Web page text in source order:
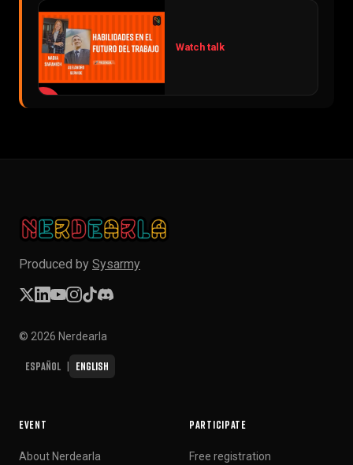
Watch talk
Produced by Sysarmy
© 2026 Nerdearla
Español English
EVENT
About Nerdearla
PARTICIPATE
Free registration